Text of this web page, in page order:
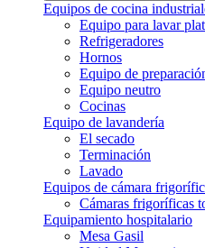
Equipos de cocina
Equipo para lavar
Refrigeradores
Hornos
Equipo de
Equipo neutro
Cocinas
Equipo de lavandería
El secado
Terminación
Lavado
Equipos de cámara
Cámaras frigoríficas
Equipamiento hospitalario
Mesa Gasil